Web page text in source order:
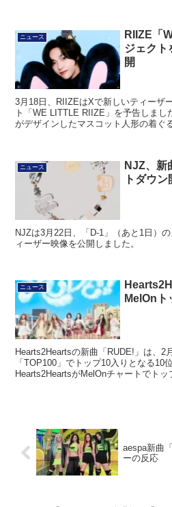
ニュース
RIIZE「
ジェクト
開
3月18日、RIIZEはXで新しいティーザ
ト「WE LITTLE RIIZE」を予告しまし
がデザインしたマスコット人形の着ぐ
ニュース
NJZ、新
トダウン
NJZは3月22日、「D-1」（あと1日）
ィーザー映像を公開しました。
ニュース
MelOnト
Hearts2Heartsの新曲「RUDE!」は、2
「TOP100」でトップ10入りとなる10
Hearts2HeartsがMelOnチャートでトッ
aespa新曲
ーの反応